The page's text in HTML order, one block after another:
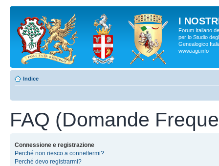
I
Forum Italiano
per lo Studio
Genealogico
www.iagi.info
Indice
FAQ (Domande
Connessione e registrazione
Perché non riesco a connettermi?
Perché devo registrarmi?